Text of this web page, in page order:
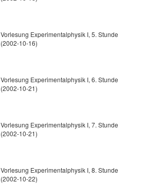
Vorlesung Experimentalphysik I, 5. Stunde
(2002-10-16)
Vorlesung Experimentalphysik I, 6. Stunde
(2002-10-21)
Vorlesung Experimentalphysik I, 7. Stunde
(2002-10-21)
Vorlesung Experimentalphysik I, 8. Stunde
(2002-10-22)